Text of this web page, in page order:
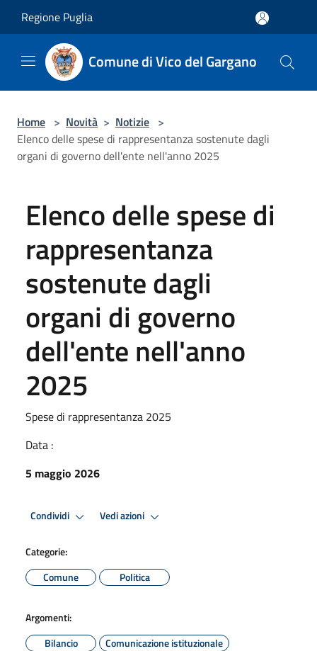
Regione Puglia
Comune di Vico del Gargano
Home > Novità > Notizie >
Elenco delle spese di rappresentanza sostenute dagli
organi di governo dell'ente nell'anno 2025
Elenco delle spese di
rappresentanza
sostenute dagli
organi di governo
dell'ente nell'anno
2025
Spese di rappresentanza 2025
Data :
5 maggio 2026
Condividi Vedi azioni
Categorie:
Comune
Politica
Argomenti:
Bilancio
Comunicazione istituzionale